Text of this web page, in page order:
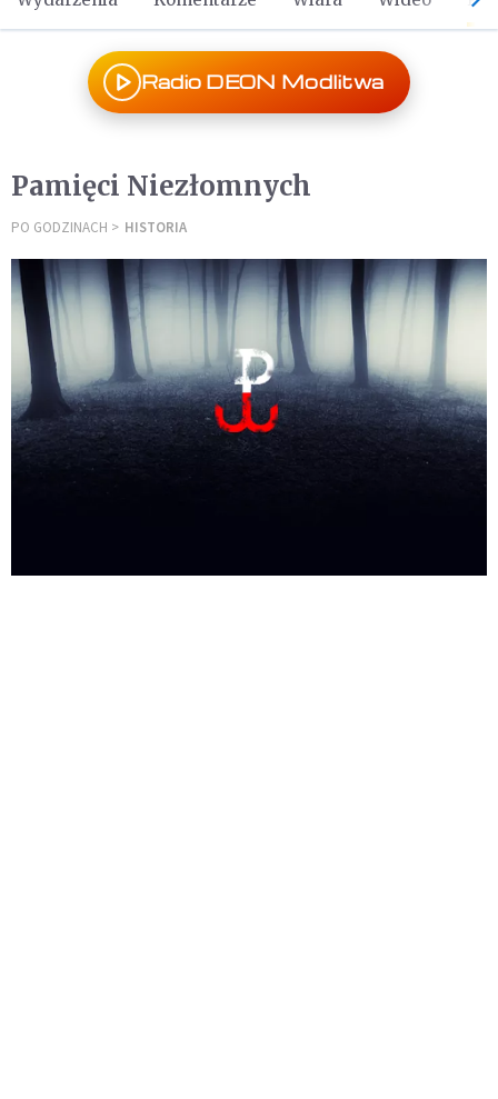
Radio DEON Modlitwa
Pamięci Niezłomnych
PO GODZINACH HISTORIA